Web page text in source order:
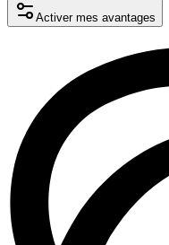
Activer mes avantages